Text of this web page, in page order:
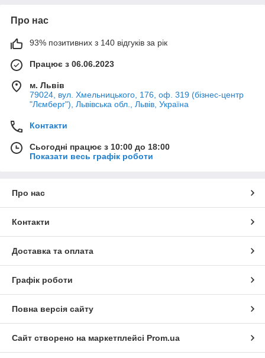
Про нас
93% позитивних з 140 відгуків за рік
Працює з 06.06.2023
м. Львів
79024, вул. Хмельницького, 176, оф. 319 (бізнес-центр
"Лємберг"), Львівська обл., Львів, Україна
Контакти
Сьогодні працює з 10:00 до 18:00
Показати весь графік роботи
Про нас
Контакти
Доставка та оплата
Графік роботи
Повна версія сайту
Сайт створено на маркетплейсі Prom.ua